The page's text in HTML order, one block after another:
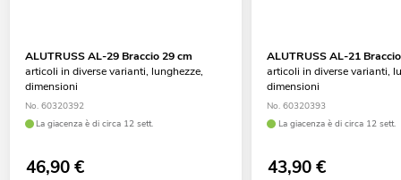
ALUTRUSS AL-29 Braccio 29 cm
articoli in diverse varianti, lunghezze,
dimensioni
No. 60320392
La giacenza è di circa 12 sett.
46,90€
ALUTRUSS AL-21
articoli in diverse varianti,
dimensioni
No. 60320393
La giacenza è di circa 12 sett.
43,90€